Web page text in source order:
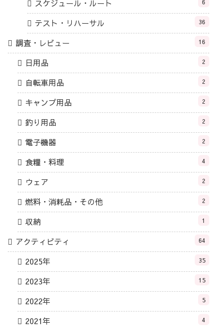
スケジュール・ルート
テスト・リハーサル 36
調査・レビュー 16
日用品 2
自転車用品 2
キャンプ用品 2
釣り用品 2
電子機器 2
食糧・料理 4
ウェア 2
燃料・消耗品・その他 2
収納 1
アクティビティ 64
2025年 35
2023年 15
2022年 5
2021年 4